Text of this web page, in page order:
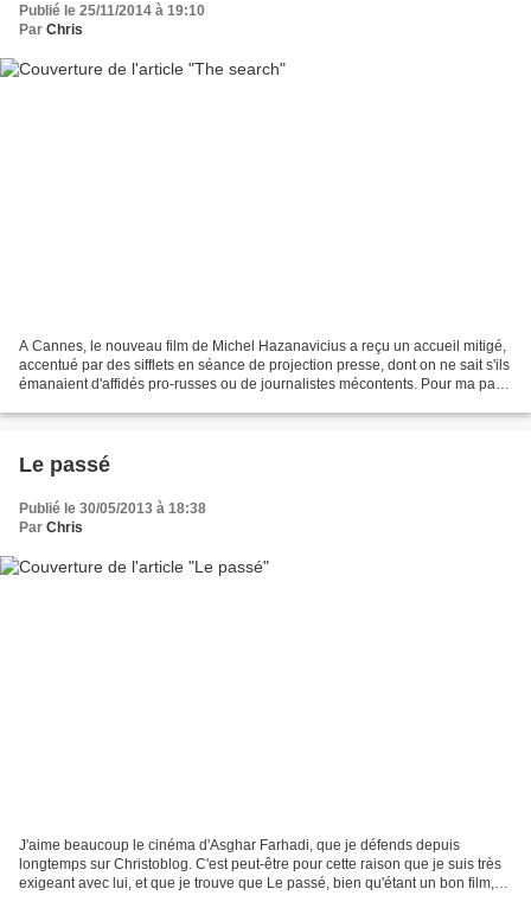
Publié le 25/11/2014 à 19:10
Par Chris
A Cannes, le nouveau film de Michel Hazanavicius a reçu un accueil mitigé,
accentué par des sifflets en séance de projection presse, dont on ne sait s'ils
émanaient d'affidés pro-russes ou de journalistes mécontents. Pour ma part,
Le passé
Publié le 30/05/2013 à 18:38
Par Chris
J'aime beaucoup le cinéma d'Asghar Farhadi, que je défends depuis
longtemps sur Christoblog. C'est peut-être pour cette raison que je suis très
exigeant avec lui, et que je trouve que Le passé, bien qu'étant un bon film,